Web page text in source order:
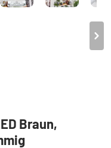
Braun,